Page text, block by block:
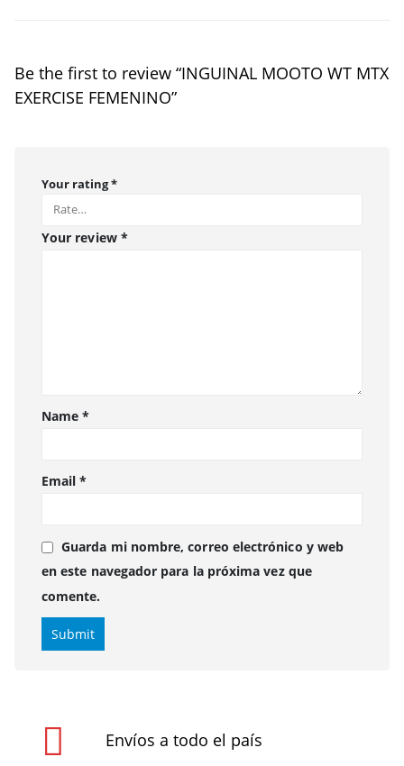
Be the first to review “INGUINAL MOOTO WT MTX
EXERCISE FEMENINO”
Your rating*
Your review *
Name*
Email*
Guarda mi nombre, correo electrónico y web
en este navegador para la próxima vez que
comente.
Envíos a todo el país